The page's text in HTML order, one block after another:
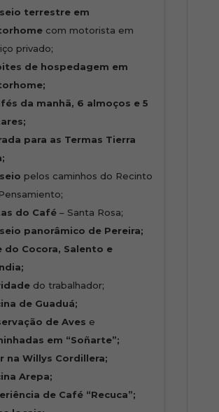
terrestre em
com motorista em
privado;
de hospedagem em
da manhã, 6 almoços e 5
para as Termas Tierra
pelos caminhos do Recinto
do Café– Santa Rosa;
panorâmico de Pereira;
do Cocora, Salento e
do trabalhador;
de Guaduá;
de Aves e
em “Soñarte”;
na Willys Cordillera;
Arepa;
de Café “Recuca”;